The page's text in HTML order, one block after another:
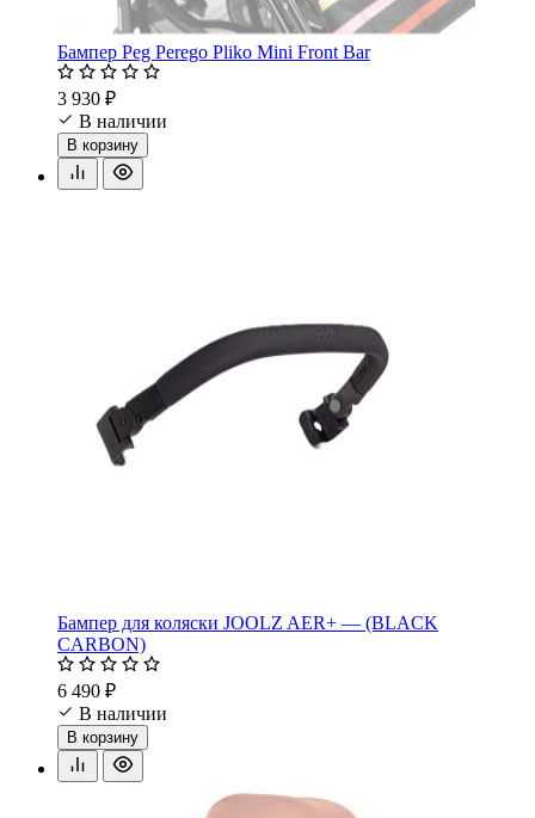
Бампер Peg Perego Pliko Mini Front Bar
3 930 ₽
В наличии
В корзину
Бампер для коляски JOOLZ AER+ — (BLACK
CARBON)
6 490 ₽
В наличии
В корзину